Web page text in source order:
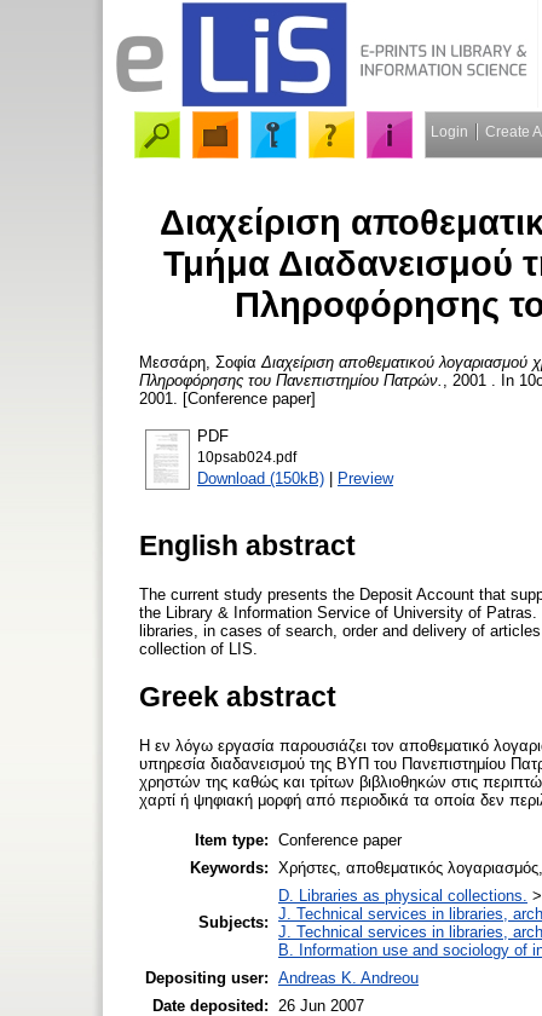
Login Create
Διαχείριση
Τμήμα Διαδανεισμού
Πληροφόρησης
Μεσσάρη, Σοφία Διαχείριση αποθεματικού
Πληροφόρησης του Πανεπιστημίου Πατρών.
, 2001 . In
2001. [Conference paper]
PDF
10psab024.pdf
Download (150kB) | Preview
English abstract
The current study presents the Deposit Account that
the Library & Information Service of University of
libraries, in cases of search, order and delivery of
collection of LIS.
Greek abstract
H εν λόγω εργασία παρουσιάζει τον αποθεματικό
υπηρεσία διαδανεισμού της ΒΥΠ του Πανεπιστημίου
χρηστών της καθώς και τρίτων βιβλιοθηκών στις
χαρτί ή ψηφιακή μορφή από περιοδικά τα οποία δεν
Item type: Conference paper
Keywords: Χρήστες, αποθεματικός
Subjects:
D. Libraries as physical collections.
J. Technical services in libraries,
J. Technical services in libraries,
B. Information use and sociology of
Depositing user: Andreas K. Andreou
Date deposited:
26 Jun 2007